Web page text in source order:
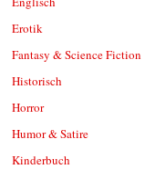
Erotik
Fantasy & Science Fiction
Historisch
Horror
Humor & Satire
Kinderbuch